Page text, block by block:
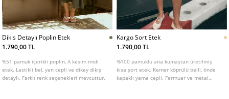
Dikis Detaylı Poplin Etek
1.790,00 TL
%51 pamuk içerikli poplin, A kesim midi
etek. Lastikli bel, yan cepli ve dikey dikiş
detaylı. Farklı renk seçenekleri mevcuttur.
Kargo Sort Etek
1.790,00 TL
%100 pamuklu ana kumaştan üretilmiş
kısa şort etek. Kemer köprülü belli, önde
kapaklı yama cepli. Fermuar ve metal